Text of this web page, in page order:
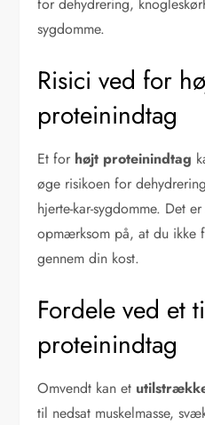
for dehydrering,
sygdomme.
Risici ved for
proteinindtag
Et for højt proteinindtag
øge risikoen for
hjerte-kar-sygdomme. Det
opmærksom på, at du ikke
gennem din kost.
Fordele ved et
proteinindtag
Omvendt kan et
til nedsat muskelmasse,